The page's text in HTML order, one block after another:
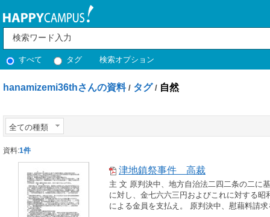
すべて タグ 検索オプション
hanamizemi36thさんの資料 / タグ / 自然
全ての種類
資料:1件
津地鎮祭事件 高裁
主 文 原判決中、地方自治法二四二条の二に
に対し、金七六六三円およびこれに対する
による金員を支払え。 原判決中、慰藉料請